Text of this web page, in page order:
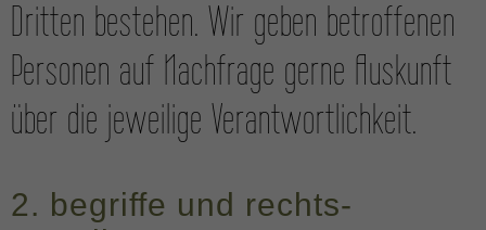
Dritten bestehen. Wir geben betroffenen
Personen auf Nach­frage gerne Auskunft
über die jeweilige Verant­wort­lich­keit.
2. begriffe und rechts­